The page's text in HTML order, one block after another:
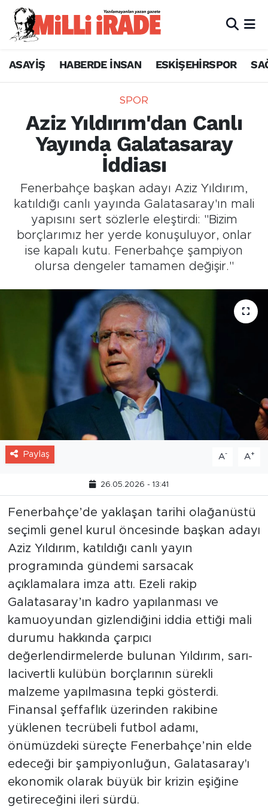
ASAYİŞ HABERDE İNSAN ESKİŞEHİRSPOR
SPOR
Aziz Yıldırım'dan Canlı
Yayında Galatasaray
İddiası
Fenerbahçe başkan adayı Aziz Yıldırım,
katıldığı canlı yayında Galatasaray'ın mali
yapısını sert sözlerle eleştirdi: "Bizim
borçlarımız her yerde konuşuluyor, onlar
ise kapalı kutu. Fenerbahçe şampiyon
olursa dengeler tamamen değişir."
Paylaş A- A+
26.05.2026 - 13:41
Fenerbahçe’de yaklaşan tarihi olağanüstü
seçimli genel kurul öncesinde başkan adayı
Aziz Yıldırım, katıldığı canlı yayın
programında gündemi sarsacak
açıklamalara imza attı. Ezeli rakip
Galatasaray’ın kadro yapılanması ve
kamuoyundan gizlendiğini iddia ettiği mali
durumu hakkında çarpıcı
değerlendirmelerde bulunan Yıldırım, sarı-
lacivertli kulübün borçlarının sürekli
malzeme yapılmasına tepki gösterdi.
Finansal şeffaflık üzerinden rakibine
yüklenen tecrübeli futbol adamı,
önümüzdeki süreçte Fenerbahçe’nin elde
edeceği bir şampiyonluğun, Galatasaray'ı
ekonomik olarak büyük bir krizin eşiğine
getireceğini ileri sürdü.